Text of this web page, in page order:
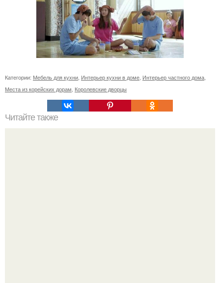
Категории: Мебель для кухни Интерьер кухни в доме Интерьер частного дома
Места из корейских дорам Королевские дворцы
Читайте также